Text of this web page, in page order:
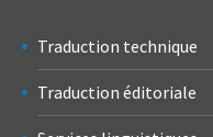
Traduction technique
Traduction éditoriale